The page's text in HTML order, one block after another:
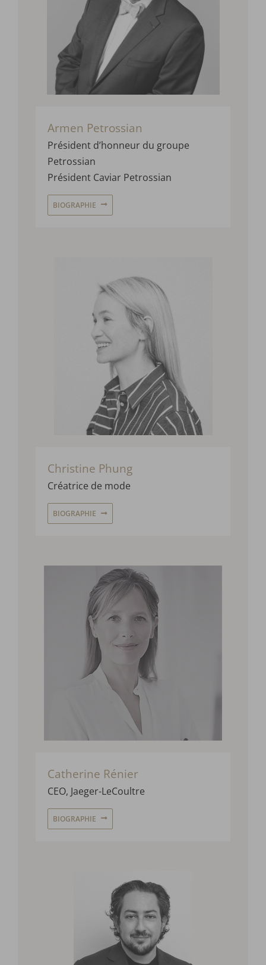
Armen Petrossian
Président d’honneur du groupe
Petrossian
Président Caviar Petrossian
BIOGRAPHIE
Christine Phung
Créatrice de mode
BIOGRAPHIE
Catherine Rénier
CEO, Jaeger-LeCoultre
BIOGRAPHIE